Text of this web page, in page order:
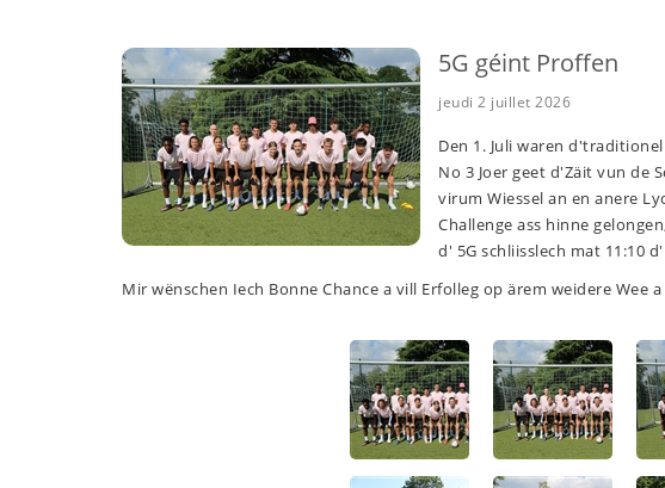
5G géint Proffen
jeudi 2 juillet 2026
Den 1. Juli waren
No 3 Joer geet d'Zäit vun de
virum Wiessel an en anere
Challenge ass hinne
d' 5G schliisslech mat 11:10
Mir wënschen Iech Bonne Chance a vill Erfolleg op ärem weidere Wee